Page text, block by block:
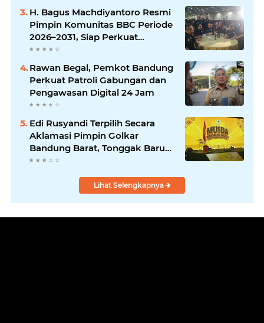
H. Bagus Machdiyantoro Resmi
Pimpin Komunitas BBC Periode
2026–2031, Siap Perkuat
Solidaritas dan Hadirkan
Masyarakat
Rawan Begal, Pemkot Bandung
Perkuat Patroli Gabungan dan
Pengawasan Digital 24 Jam
Edi Rusyandi Terpilih Secara
Aklamasi Pimpin Golkar
Bandung Barat, Tonggak Baru
Kepemimpinan Harmonis
Lihat Selengkapnya